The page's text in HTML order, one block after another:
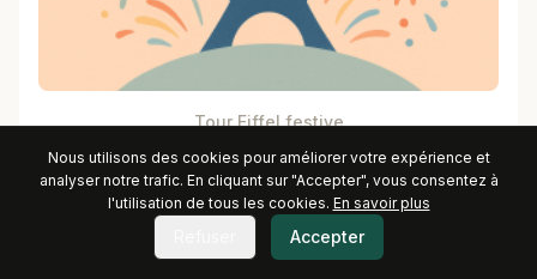
Tour Eiffel festive
Nous utilisons des cookies pour améliorer votre expérience et
analyser notre trafic. En cliquant sur "Accepter", vous consentez à
l'utilisation de tous les cookies. En savoir plus
Accepter